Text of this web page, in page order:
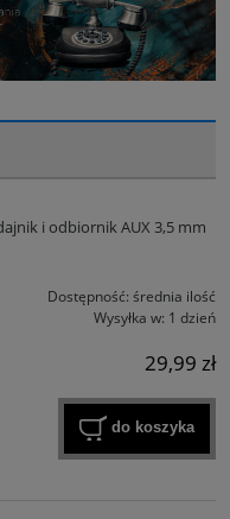
i odbiornik AUX 3,5 mm
Dostępność: średnia ilość
Wysyłka w: 1 dzień
29,99 zł
do koszyka